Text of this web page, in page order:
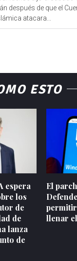
después de que el
atacara...
ESTO
espera
los
de
de
lanza
de
El
permitir
llenar